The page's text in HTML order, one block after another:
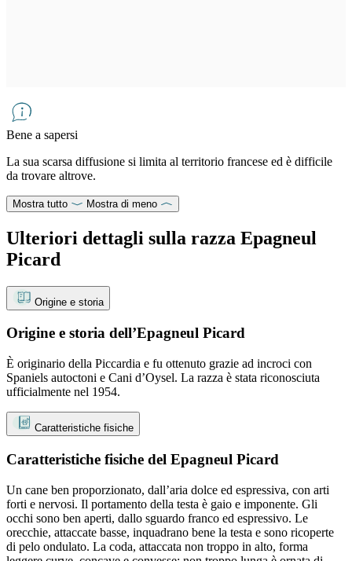
Bene a sapersi
La sua scarsa diffusione si limita al territorio francese ed è difficile
da trovare altrove.
Mostra tutto Mostra di meno
Ulteriori dettagli sulla razza Epagneul
Picard
Origine e storia
Origine e storia dell’Epagneul Picard
È originario della Piccardia e fu ottenuto grazie ad incroci con
Spaniels autoctoni e Cani d’Oysel. La razza è stata riconosciuta
ufficialmente nel 1954.
Caratteristiche fisiche
Caratteristiche fisiche del Epagneul Picard
Un cane ben proporzionato, dall’aria dolce ed espressiva, con arti
forti e nervosi. Il portamento della testa è gaio e imponente. Gli
occhi sono ben aperti, dallo sguardo franco ed espressivo. Le
orecchie, attaccate basse, inquadrano bene la testa e sono ricoperte
di pelo ondulato. La coda, attaccata non troppo in alto, forma